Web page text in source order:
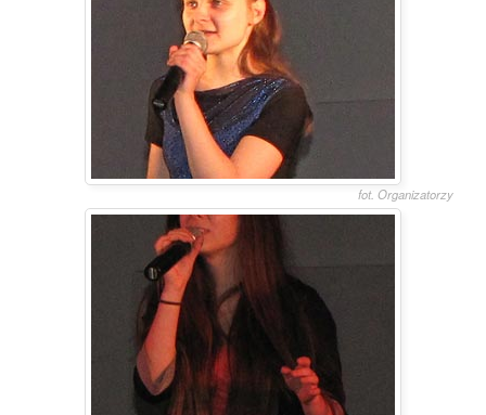
fot. Organizatorzy